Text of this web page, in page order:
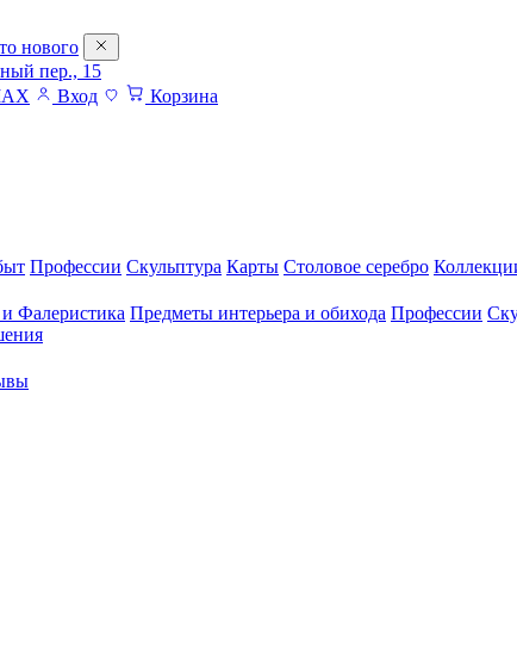
нового
пер., 15
Вход Корзина
Профессии Скульптура Карты Столовое серебро
Фалеристика Предметы интерьера и обихода Профессии